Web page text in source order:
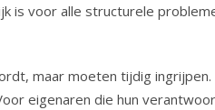
is voor alle structurele
maar moeten tijdig ingrijpen.
eigenaren die hun